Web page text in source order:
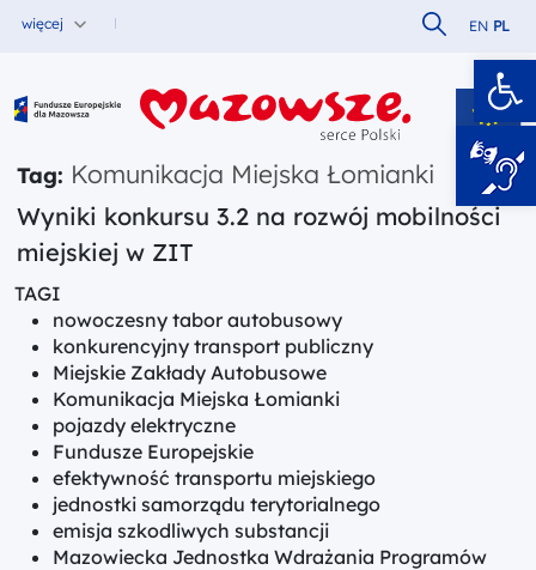
więcej Szukaj w
EN PL
Fundusze Europejskie dla Mazowsza
Tag: Komunikacja Miejska Łomianki
Wyniki konkursu 3.2 na rozwój mobilności
miejskiej w ZIT
TAGI
nowoczesny tabor autobusowy
konkurencyjny transport publiczny
Miejskie Zakłady Autobusowe
Komunikacja Miejska Łomianki
pojazdy elektryczne
Fundusze Europejskie
efektywność transportu miejskiego
jednostki samorządu terytorialnego
emisja szkodliwych substancji
Mazowiecka Jednostka Wdrażania Programów